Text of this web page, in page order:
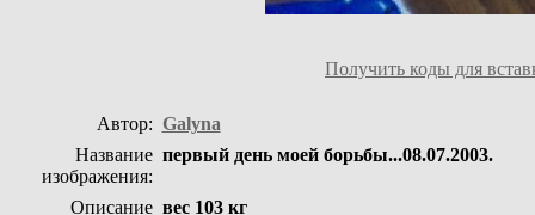
Получить коды для
Автор: Galyna
Название
изображения:
первый день моей борьбы...08.07.2003.
Описание вес 103 кг